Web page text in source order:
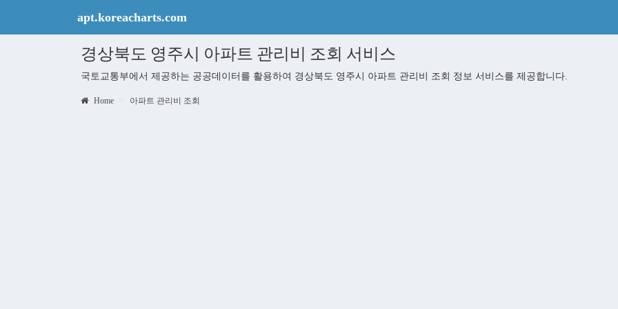
apt.koreacharts.com
경상북도 영주시 아파트 관리비 조회 서비스
국토교통부에서 제공하는 공공데이터를 활용하여 경상북도 영주시 아파트 관리비 조회 정보 서비스를 제공합니다.
Home 아파트 관리비 조회